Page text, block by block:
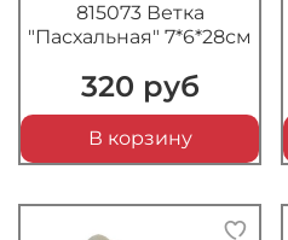
815073 Ветка
"Пасхальная" 7*6*28см
320 руб
В корзину